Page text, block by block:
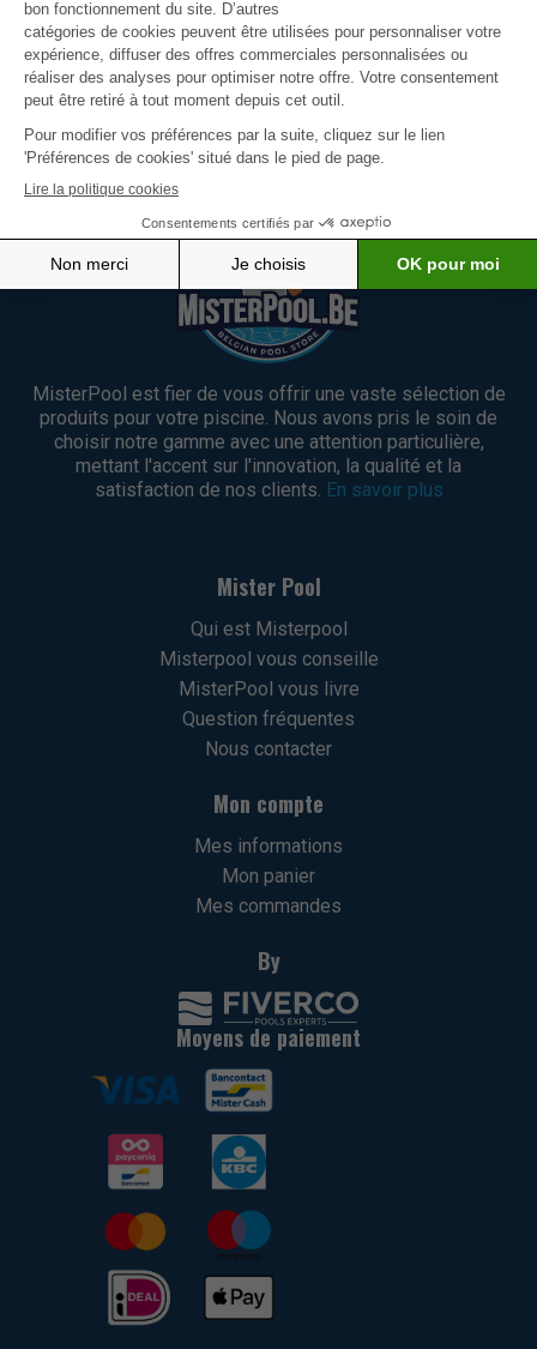
Ajouter au panier
MisterPool est fier de vous offrir une vaste sélection de
produits pour votre piscine. Nous avons pris le soin de
choisir notre gamme avec une attention particulière,
mettant l'accent sur l'innovation, la qualité et la
satisfaction de nos clients. En savoir plus
Mister Pool
Qui est Misterpool
Misterpool vous conseille
MisterPool vous livre
Question fréquentes
Nous contacter
Mon compte
Mes informations
Mon panier
Mes commandes
By
Moyens de paiement